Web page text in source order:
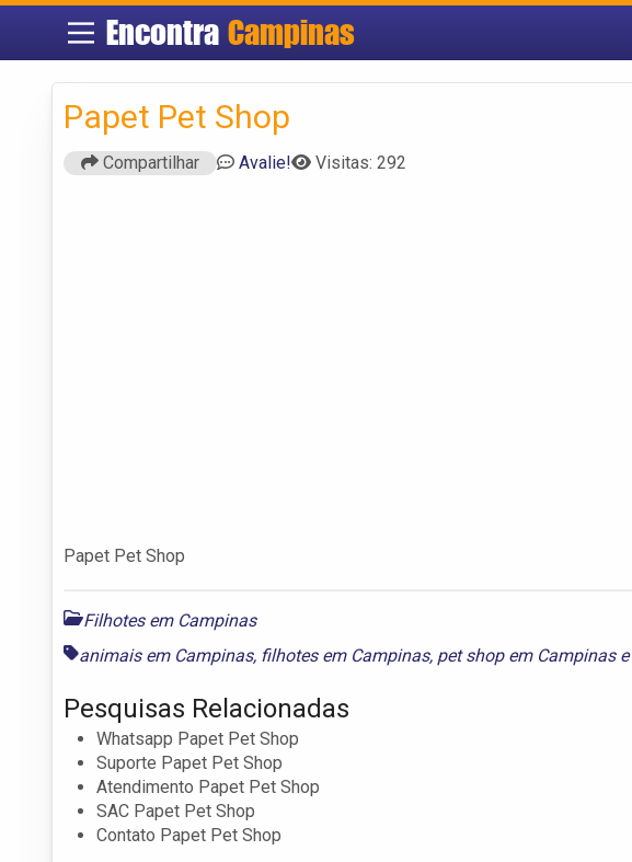
EncontraCampinas
Papet Pet Shop
Compartilhar Avalie! Visitas: 292
Papet Pet Shop
Filhotes em Campinas
animais em Campinas, filhotes em Campinas, pet shop em Campinase
Pesquisas Relacionadas
Whatsapp Papet Pet Shop
Suporte Papet Pet Shop
Atendimento Papet Pet Shop
SAC Papet Pet Shop
Contato Papet Pet Shop